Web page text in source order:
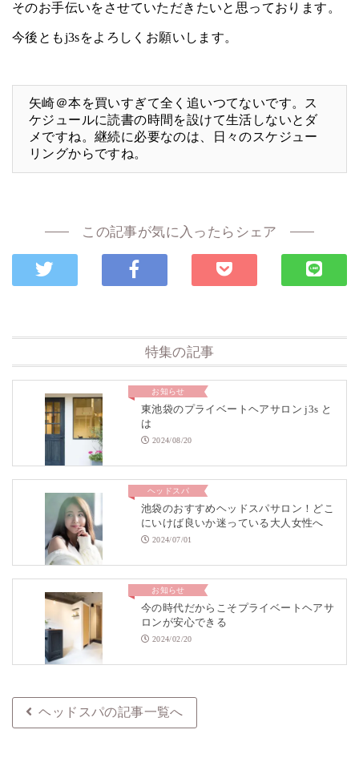
そのお手伝いをさせていただきたいと思っております。
今後ともj3sをよろしくお願いします。
矢崎＠本を買いすぎて全く追いつてないです。ス
ケジュールに読書の時間を設けて生活しないとダ
メですね。継続に必要なのは、日々のスケジュー
リングからですね。
この記事が気に入ったらシェア
特集の記事
お知らせ
東池袋のプライベートヘアサロン j3s と
は
2024/08/20
ヘッドスパ
池袋のおすすめヘッドスパサロン！どこ
にいけば良いか迷っている大人女性へ
2024/07/01
お知らせ
今の時代だからこそプライベートヘアサ
ロンが安心できる
2024/02/20
ヘッドスパの記事一覧へ